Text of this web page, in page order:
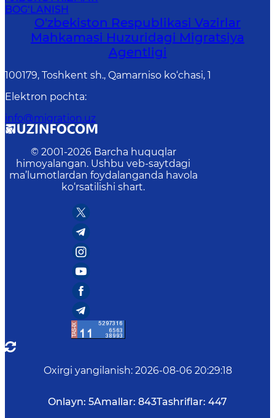
BOG‘LANISH
O'zbekiston Respublikasi Vazirlar
Mahkamasi Huzuridagi Migratsiya
Agentligi
100179, Toshkent sh., Qamarniso ko‘chasi, 1
Elektron pochta:
info@migration.uz
© 2001-2026 Barcha huquqlar
himoyalangan. Ushbu veb-saytdagi
ma’lumotlardan foydalanganda havola
ko‘rsatilishi shart.
Oxirgi yangilanish: 2026-08-06 20:29:18
Onlayn: 5Amallar: 843Tashriflar: 447